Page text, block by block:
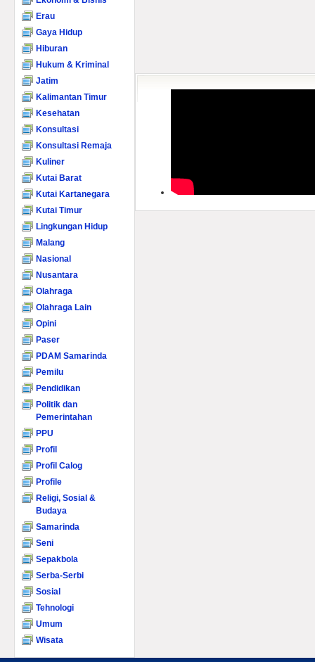
Erau
Gaya Hidup
Hiburan
Hukum & Kriminal
Jatim
Kalimantan Timur
Kesehatan
Konsultasi
Konsultasi Remaja
Kuliner
Kutai Barat
Kutai Kartanegara
Kutai Timur
Lingkungan Hidup
Malang
Nasional
Nusantara
Olahraga
Olahraga Lain
Opini
Paser
PDAM Samarinda
Pemilu
Pendidikan
Politik dan
Pemerintahan
PPU
Profil
Profil Calog
Profile
Religi, Sosial &
Budaya
Samarinda
Seni
Sepakbola
Serba-Serbi
Sosial
Tehnologi
Umum
Wisata